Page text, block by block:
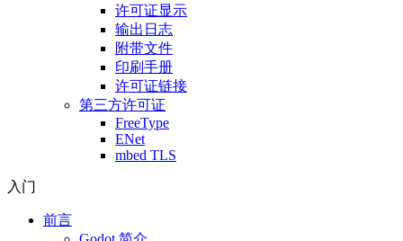
许可证显示
输出日志
附带文件
印刷手册
许可证链接
第三方许可证
FreeType
ENet
mbed TLS
入门
前言